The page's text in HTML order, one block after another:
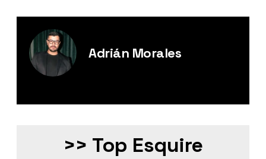
Adrián Morales
>> Top Esquire